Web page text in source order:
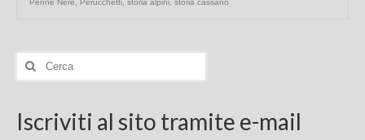
Penne Nere
Perucchetti storia alpini storia cassano
Cerca:
Iscriviti al sito tramite e-mail